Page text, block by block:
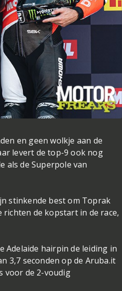
en geen wolkje aan de
levert de top-9 ook nog
als de Superpole van
stinkende best om Toprak
richten de kopstart in de race,
Adelaide hairpin de leiding in
3,7 seconden op de Aruba.it
voor de 2-voudig